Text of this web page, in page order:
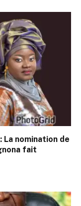
La nomination de
fait